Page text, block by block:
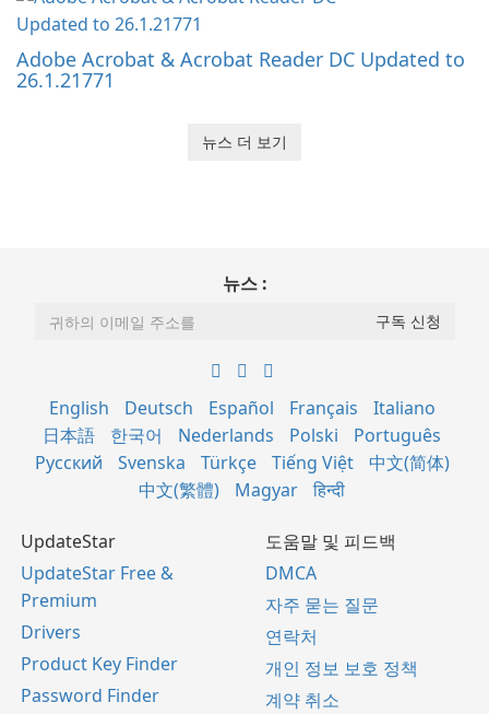
Adobe Acrobat & Acrobat Reader DC Updated to
26.1.21771
뉴스 더 보기
뉴스 :
English Deutsch Español Français
Italiano
日本語
한국어 Nederlands Polski
Português
Русский
Svenska Türkçe Tiếng Việt
中文(简体)
中文(繁體)
Magyar हिन्दी
UpdateStar
UpdateStar Free &
Premium
Drivers
Product Key Finder
Password Finder
도움말 및 피드백
DMCA
자주 묻는 질문
연락처
개인 정보 보호 정책
계약 취소